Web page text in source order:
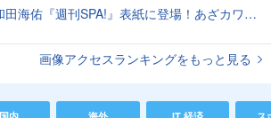
元NMB48和田海佑『週刊SPA!』表紙に登場！あざカワ新婚生活グラビアで読者全員TKO負け♡
画像アクセスランキングをもっと見る